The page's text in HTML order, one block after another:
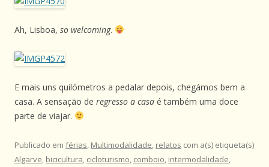
Ah, Lisboa, so welcoming.
E mais uns quilómetros a pedalar depois, chegámos bem a
casa. A sensação de regresso a casa é também uma doce
parte de viajar.
Publicado em férias, Multimodalidade, relatos com a(s) etiqueta(s)
Algarve, bicicultura, cicloturismo, comboio, intermodalidade,